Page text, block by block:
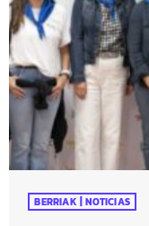
BERRIAK | NOTICIAS